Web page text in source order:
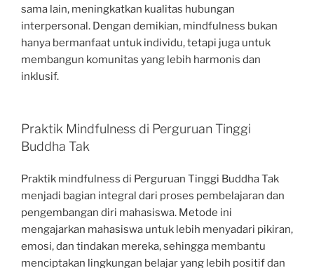
sama lain, meningkatkan kualitas hubungan
interpersonal. Dengan demikian, mindfulness bukan
hanya bermanfaat untuk individu, tetapi juga untuk
membangun komunitas yang lebih harmonis dan
inklusif.
Praktik Mindfulness di Perguruan Tinggi
Buddha Tak
Praktik mindfulness di Perguruan Tinggi Buddha Tak
menjadi bagian integral dari proses pembelajaran dan
pengembangan diri mahasiswa. Metode ini
mengajarkan mahasiswa untuk lebih menyadari pikiran,
emosi, dan tindakan mereka, sehingga membantu
menciptakan lingkungan belajar yang lebih positif dan